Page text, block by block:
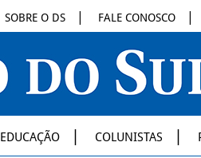
SOBRE O DS FALE CONOSCO
EDUCAÇÃO COLUNISTAS